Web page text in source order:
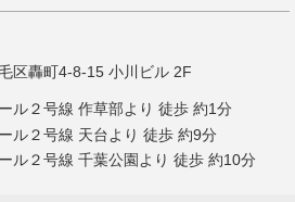
区轟町4-8-15 小川ビル 2F
ル２号線 作草部より 徒歩 約1分
ル２号線 天台より 徒歩 約9分
ル２号線 千葉公園より 徒歩 約10分